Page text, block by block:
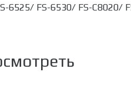
6525/ FS-6530/ FS-C8020/